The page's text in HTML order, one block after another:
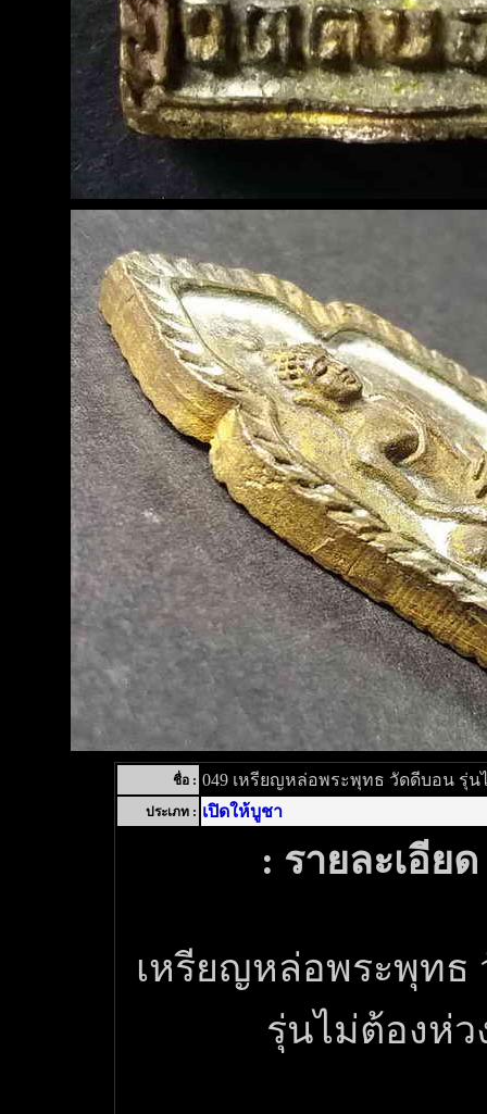
ชื่อ : 049 เหรียญหล่อพระพุทธ วัดดีบอน รุ่น
ประเภท : เปิดให้บูชา
: รายละเอีย
เหรียญหล่อพระพุทธ
รุ่นไม่ต้องห่ว